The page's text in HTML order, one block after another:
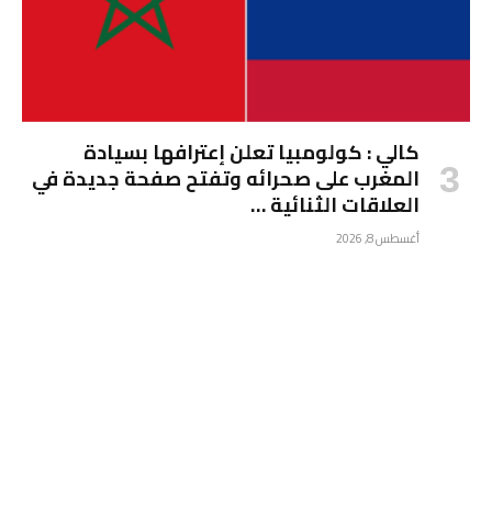
كالي : كولومبيا تعلن إعترافها بسيادة
المغرب على صحرائه وتفتح صفحة جديدة في
العلاقات الثنائية …
أغسطس 8, 2026